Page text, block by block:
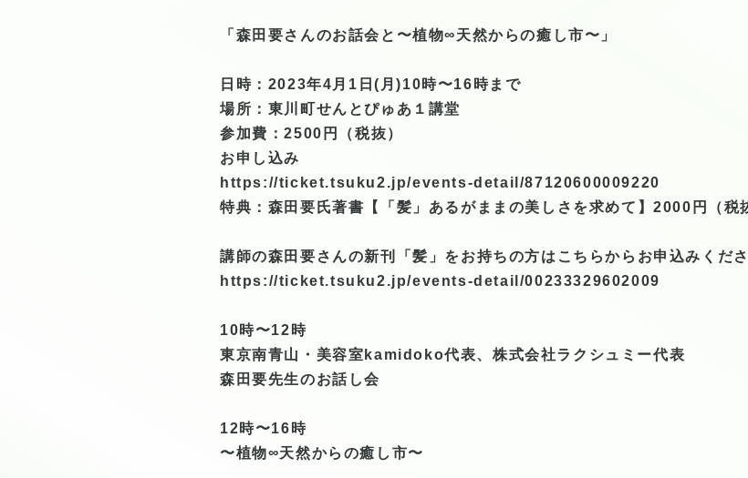
「森田要さんのお話会と〜植物∞天然からの癒し市〜」
日時：2023年4月1日(月)10時〜16時まで
場所：東川町せんとぴゅあ１講堂
参加費：2500円（税抜）
お申し込み
https://ticket.tsuku2.jp/events-detail/87120600009220
特典：森田要氏著書【「髪」あるがままの美しさを求めて】2000円（税
講師の森田要さんの新刊「髪」をお持ちの方はこちらからお申込みくださ
https://ticket.tsuku2.jp/events-detail/00233329602009
10時〜12時
東京南青山・美容室kamidoko代表、株式会社ラクシュミー代表
森田要先生のお話し会
12時〜16時
〜植物∞天然からの癒し市〜